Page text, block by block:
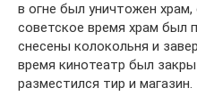
в огне был уничтожен
советское время храм был
снесены колокольня и
время кинотеатр был
разместился тир и магазин.